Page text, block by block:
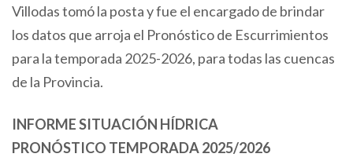
Villodas tomó la posta y fue el encargado de brindar
los datos que arroja el Pronóstico de Escurrimientos
para la temporada 2025-2026, para todas las cuencas
de la Provincia.
INFORME SITUACIÓN HÍDRICA
PRONÓSTICO TEMPORADA 2025/2026